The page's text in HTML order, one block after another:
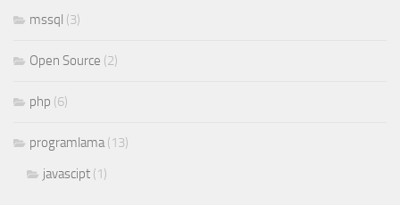
mssql (3)
Open Source (2)
php (6)
programlama(13)
javascipt (1)